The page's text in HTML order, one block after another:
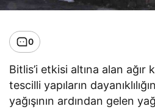
0
Bitlis’i etkisi altına alan ağır
tescilli yapıların
yağışının ardından gelen